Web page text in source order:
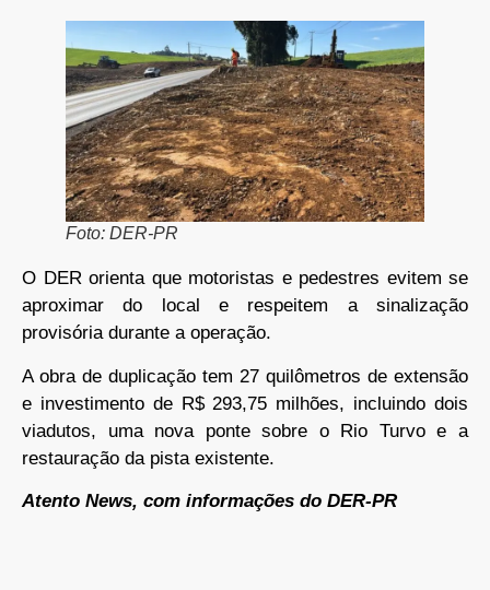
Foto: DER-PR
O DER orienta que motoristas e pedestres evitem se
aproximar do local e respeitem a sinalização
provisória durante a operação.
A obra de duplicação tem 27 quilômetros de extensão
e investimento de R$ 293,75 milhões, incluindo dois
viadutos, uma nova ponte sobre o Rio Turvo e a
restauração da pista existente.
Atento News, com informações do DER-PR